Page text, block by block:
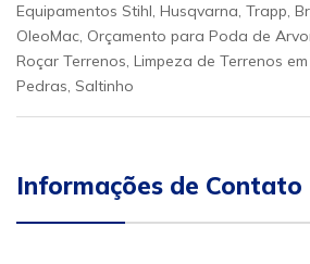
Equipamentos Stihl, Husqvarna, Trapp,
OleoMac, Orçamento para Poda de
Roçar Terrenos, Limpeza de Terrenos
Pedras, Saltinho
Informações de Contato